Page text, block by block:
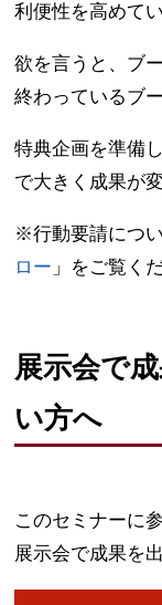
利便性を高めてい
欲を言うと、ブ
終わっているブ
特典企画を準備
で大きく成果が
※行動要請につ
ロー 」をご覧く
展示会で
い方へ
このセミナーに
展示会で成果を